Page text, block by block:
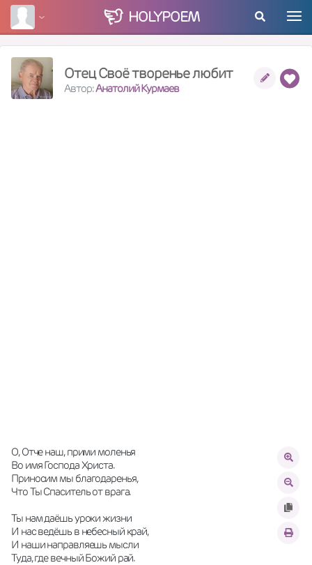
HOLYPOEM
Отец Своё творенье любит
Автор:Анатолий Курмаев
О, Отче наш, прими моленья
Во имя Господа Христа.
Приносим мы благодаренья,
Что Ты Спаситель от врага.
Ты нам даёшь уроки жизни
И нас ведёшь в небесный край,
И наши направляешь мысли
Туда, где вечный Божий рай.